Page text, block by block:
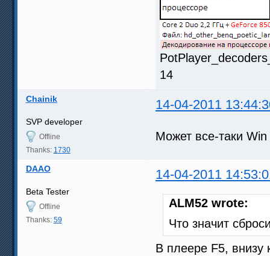
14
Chainik 14-04-2011
SVP developer
Offline
Thanks: 1730
Может все-таки
DAAO 14-04-2011
Beta Tester
Offline
Thanks: 59
ALM52 wrote:
Что значит
В плеере F5, внизу